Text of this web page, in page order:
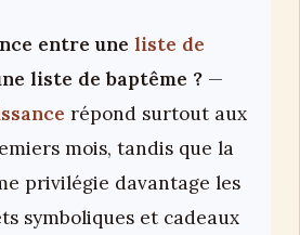
entre une liste de
liste de baptême ? —
répond surtout aux
mois, tandis que la
privilégie davantage les
symboliques et cadeaux